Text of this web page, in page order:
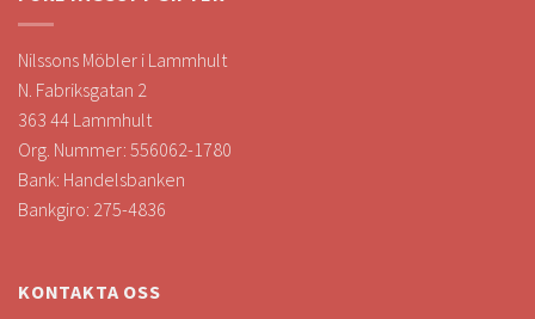
Nilssons Möbler i Lammhult
N. Fabriksgatan 2
363 44 Lammhult
Org. Nummer: 556062-1780
Bank: Handelsbanken
Bankgiro: 275-4836
KONTAKTA OSS